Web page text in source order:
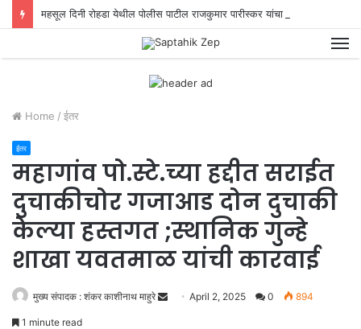
महसूल दिनी रोहडा येथील पोलीस पाटील राजकुमार पारीस्कर यांचा सत्कार!
Home / ईतर
ईतर
महागांव पो.स्टे.च्या हद्दीत सराईत
दुचाकीचोर गजाआड दोन दुचाकी
केल्या हस्तगत ;स्थानिक गुन्हे
शाखा यवतमाळ यांची कारवाई
मुख्य संपादक : शंकर काशीनाथ माहुरे April 2, 2025 0 894
1 minute read